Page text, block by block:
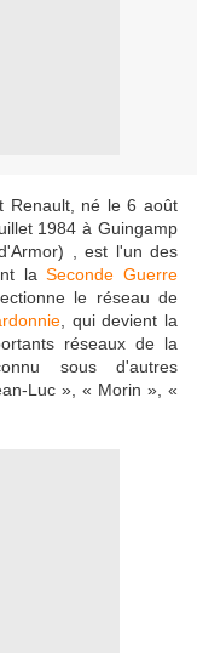
Renault, né le 6 août
1984 à Guingamp
, est l'un des
laSeconde Guerre
le réseau de
, qui devient la
réseaux de la
sous d'autres
Luc », « Morin », «